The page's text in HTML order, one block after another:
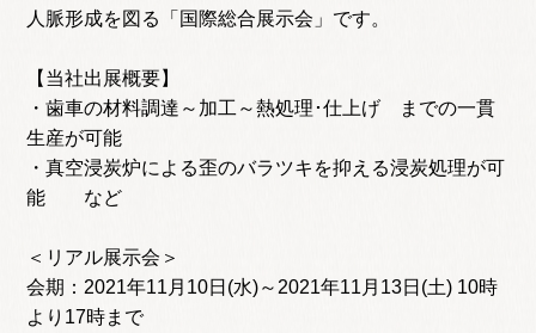
人脈形成を図る「国際総合展示会」です。
【当社出展概要】
・歯車の材料調達～加工～熱処理･仕上げ までの一貫
生産が可能
・真空浸炭炉による歪のバラツキを抑える浸炭処理が可
能 など
＜リアル展示会＞
会期：2021年11月10日(水)～2021年11月13日(土) 10時
より17時まで